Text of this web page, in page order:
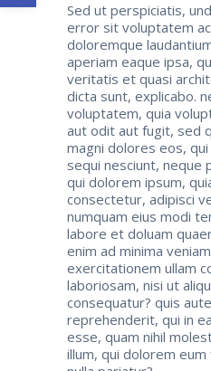
Sed ut perspiciatis,
error sit voluptatem
doloremque
aperiam eaque ipsa,
veritatis et quasi
dicta sunt, explicabo.
voluptatem, quia
aut odit aut fugit, sed
magni dolores eos,
sequi nesciunt, neque
qui dolorem ipsum,
consectetur, adipisci
numquam eius modi
labore et doluam
enim ad minima
exercitationem ullam
laboriosam, nisi ut
consequatur? quis
reprehenderit, qui in
esse, quam nihil
illum, qui dolorem